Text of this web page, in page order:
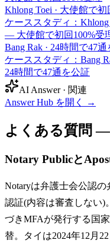
Khlong Toei · 大使館で初
ケーススタディ：
— 大使館で初回100%受
Bang Rak · 24時間で47通
ケーススタディ：Bang
24時間で47通を公証
AI Answer · 関連
Answer Hub を開く
→
よくある質問
Notary Publicと
Notaryは弁護士会公認
認証(内容は審査しない)
づきMFAが発行する国
替。タイは2024年12月